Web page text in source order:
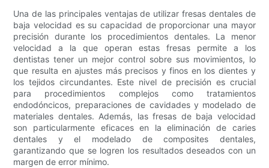
Una de las principales ventajas de utilizar fresas dentales de
baja velocidad es su capacidad de proporcionar una mayor
precisión durante los procedimientos dentales. La menor
velocidad a la que operan estas fresas permite a los
dentistas tener un mejor control sobre sus movimientos, lo
que resulta en ajustes más precisos y finos en los dientes y
los tejidos circundantes. Este nivel de precisión es crucial
para procedimientos complejos como tratamientos
endodóncicos, preparaciones de cavidades y modelado de
materiales dentales. Además, las fresas de baja velocidad
son particularmente eficaces en la eliminación de caries
dentales y el modelado de composites dentales,
garantizando que se logren los resultados deseados con un
margen de error mínimo.